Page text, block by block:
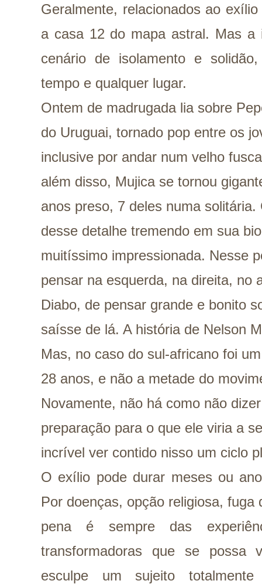
Geralmente, relacionados ao
a casa 12 do mapa astral. Mas a
cenário de isolamento e
tempo e qualquer lugar.
Ontem de madrugada lia sobre
do Uruguai, tornado pop entre os
inclusive por andar num velho
além disso, Mujica se tornou
anos preso, 7 deles numa
desse detalhe tremendo em sua
muitíssimo impressionada. Nesse
pensar na esquerda, na direita, no
Diabo, de pensar grande e bonito
saísse de lá. A história de Nelson
Mas, no caso do sul-africano foi
28 anos, e não a metade do
Novamente, não há como não
preparação para o que ele viria a
incrível ver contido nisso um ciclo
O exílio pode durar meses ou
Por doenças, opção religiosa,
pena é sempre das
transformadoras que se possa
esculpe um sujeito